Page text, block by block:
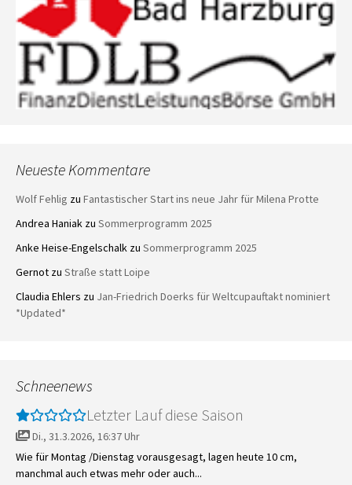
Neueste Kommentare
Wolf Fehlig zu Fantastischer Start ins neue Jahr für Milena Protte
Andrea Haniak zu Sommerprogramm 2025
Anke Heise-Engelschalk zu Sommerprogramm 2025
Gernot zu Straße statt Loipe
Claudia Ehlers zu Jan-Friedrich Doerks für Weltcupauftakt nominiert
*Updated*
Schneenews
Letzter Lauf diese Saison
Di., 31.3.2026, 16:37 Uhr
Wie für Montag /Dienstag vorausgesagt, lagen heute 10 cm,
manchmal auch etwas mehr oder auch...